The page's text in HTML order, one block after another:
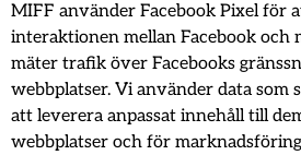
MIFF använder Facebook Pixel för
interaktionen mellan Facebook och
mäter trafik över Facebooks
webbplatser. Vi använder data som
att leverera anpassat innehåll till
webbplatser och för marknadsföring